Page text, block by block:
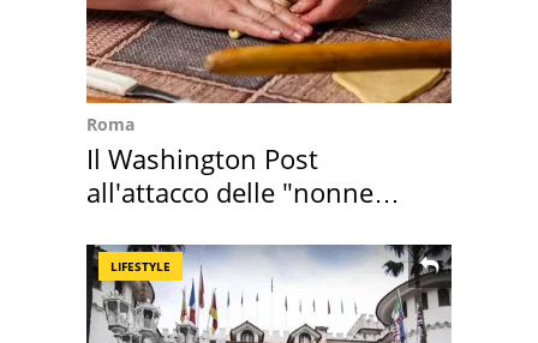
Roma
Il Washington Post
all'attacco delle "nonne
LIFESTYLE